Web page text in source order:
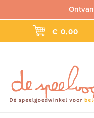
€ 0,00